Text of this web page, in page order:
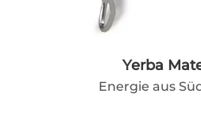
Yerba
Energie aus